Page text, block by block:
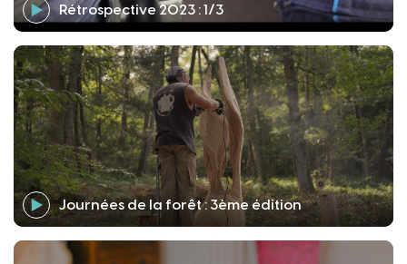
Rétrospective 2023 : 1/3
Journées de la forêt : 3ème édition